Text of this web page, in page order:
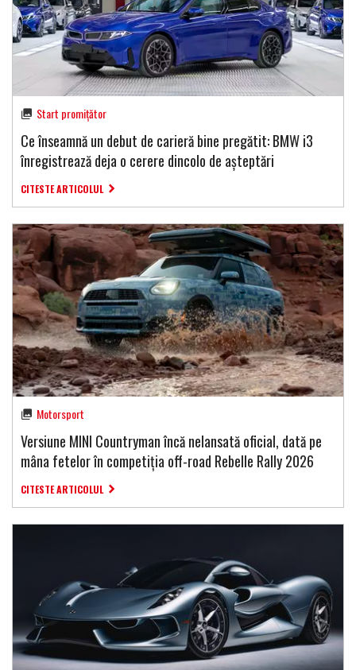
Start promițător
Ce înseamnă un debut de carieră bine pregătit: BMW i3
înregistrează deja o cerere dincolo de așteptări
CITESTE ARTICOLUL
Motorsport
Versiune MINI Countryman încă nelansată oficial, dată pe
mâna fetelor în competiția off-road Rebelle Rally 2026
CITESTE ARTICOLUL